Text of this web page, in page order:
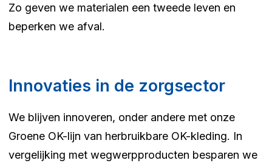
Zo geven we materialen een tweede leven en
beperken we afval.
Innovaties in de zorgsector
We blijven innoveren, onder andere met onze
Groene OK-lijn van herbruikbare OK-kleding. In
vergelijking met wegwerpproducten besparen we